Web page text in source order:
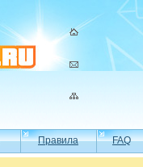
Правила FAQ